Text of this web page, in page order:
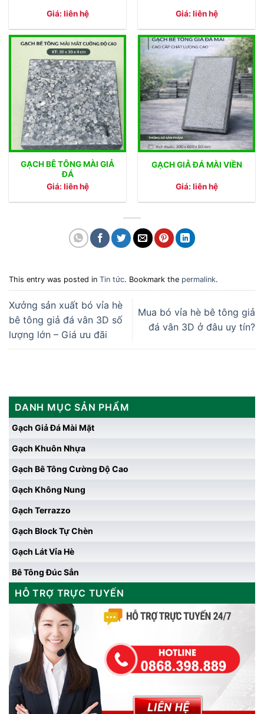
Giá: liên hệ Giá: liên hệ
GẠCH BÊ TÔNG MÀI GIẢ
ĐÁ
Giá: liên hệ
GẠCH GIẢ ĐÁ MÀI VIỀN
Giá: liên hệ
This entry was posted in Tin tức. Bookmark the permalink.
Xưởng sản xuất bó vỉa hè
bê tông giả đá vân 3D số
lượng lớn – Giá ưu đãi
Mua bó vỉa hè bê tông giả
đá vân 3D ở đâu uy tín?
DANH MỤC SẢN PHẨM
Gạch Giả Đá Mài Mặt
Gạch Khuôn Nhựa
Gạch Bê Tông Cường Độ Cao
Gạch Không Nung
Gạch Terrazzo
Gạch Block Tự Chèn
Gạch Lát Vỉa Hè
Bê Tông Đúc Sẳn
HỖ TRỢ TRỰC TUYẾN